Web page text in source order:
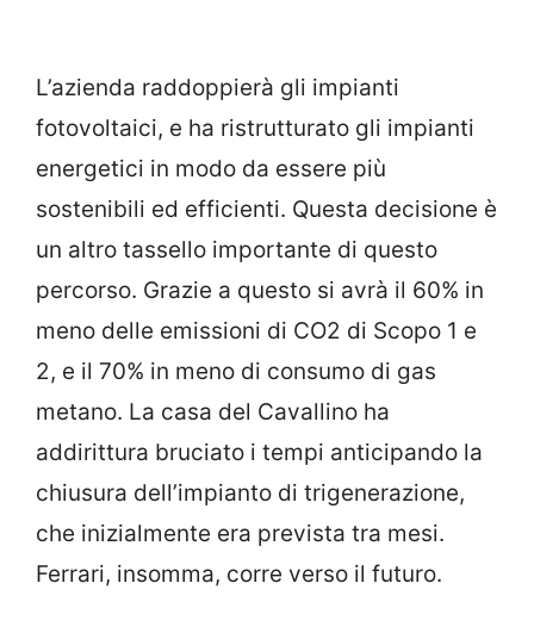
L’azienda raddoppierà gli impianti
fotovoltaici, e ha ristrutturato gli impianti
energetici in modo da essere più
sostenibili ed efficienti. Questa decisione è
un altro tassello importante di questo
percorso. Grazie a questo si avrà il 60% in
meno delle emissioni di CO2 di Scopo 1 e
2, e il 70% in meno di consumo di gas
metano. La casa del Cavallino ha
addirittura bruciato i tempi anticipando la
chiusura dell’impianto di trigenerazione,
che inizialmente era prevista tra mesi.
Ferrari, insomma, corre verso il futuro.